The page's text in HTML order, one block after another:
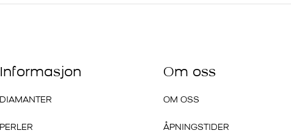
Informasjon
DIAMANTER
PERLER
Om oss
OM OSS
ÅPNINGSTIDER